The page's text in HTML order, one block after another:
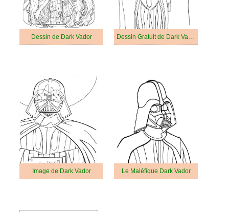
Dessin de Dark Vador Dessin Gratuit de Dark Vador
Image de Dark Vador Le Maléfique Dark Vador